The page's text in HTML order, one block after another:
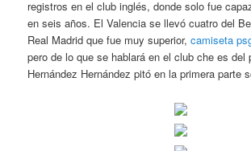
registros en el club inglés, donde solo fue
en seis años. El Valencia se llevó cuatro del
Real Madrid que fue muy superior,camiseta
pero de lo que se hablará en el club che es del
Hernández Hernández pitó en la primera parte